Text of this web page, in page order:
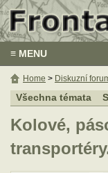
≡ MENU
Všechna témata
Kolové,
Home > Diskuzní